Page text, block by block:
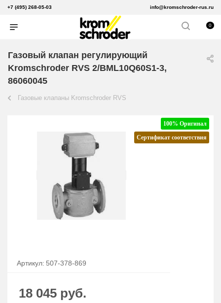
+7 (495) 268-05-03 info@kromschroder-rus.ru
0
Газовый клапан регулирующий
Kromschroder RVS 2/BML10Q60S1-3,
86060045
Газовые клапаны Kromschroder RVS
100% Оригинал
Сертификат соответствия
Артикул: 507-378-869
18 045 руб.